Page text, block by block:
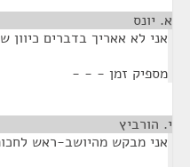
א. יונס
אני לא אאריך בדברים
מספיק זמן - - -
י. הורביץ
אני מבקש מהיושב-ראש